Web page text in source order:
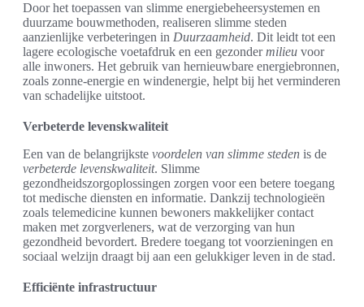
Door het toepassen van slimme energiebeheersystemen en
duurzame bouwmethoden, realiseren slimme steden
aanzienlijke verbeteringen in Duurzaamheid. Dit leidt tot een
lagere ecologische voetafdruk en een gezondermilieu voor
alle inwoners. Het gebruik van hernieuwbare energiebronnen,
zoals zonne-energie en windenergie, helpt bij het verminderen
van schadelijke uitstoot.
Verbeterde levenskwaliteit
Een van de belangrijkste voordelen van slimme steden is de
verbeterde levenskwaliteit. Slimme
gezondheidszorgoplossingen zorgen voor een betere toegang
tot medische diensten en informatie. Dankzij technologieën
zoals telemedicine kunnen bewoners makkelijker contact
maken met zorgverleners, wat de verzorging van hun
gezondheid bevordert. Bredere toegang tot voorzieningen en
sociaal welzijn draagt bij aan een gelukkiger leven in de stad.
Efficiënte infrastructuur